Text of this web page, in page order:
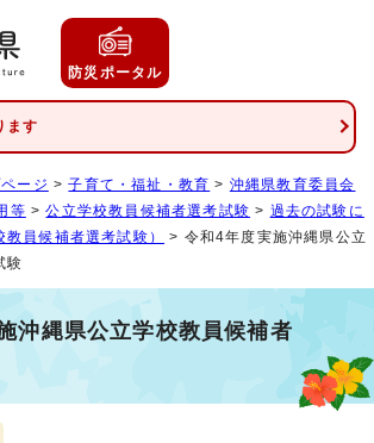
防災ポータル
ます
ージ >子育て・福祉・教育 > 沖縄県教育委員会
等 >公立学校教員候補者選考試験 > 過去の試験に
員候補者選考試験）
> 令和4年度実施沖縄県公立
験
沖縄県公立学校教員候補者